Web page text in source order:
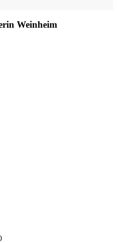
Weinheim